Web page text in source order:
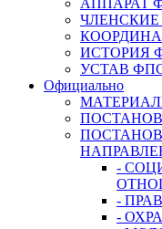
АППАРАТ
ИСТОРИЯ
УСТАВ
Официально
-
-
-